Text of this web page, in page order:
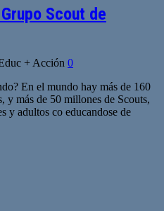
Scout de
+ Acción 0
En el mundo hay más de 160
y más de 50 millones de Scouts,
y adultos co educandose de